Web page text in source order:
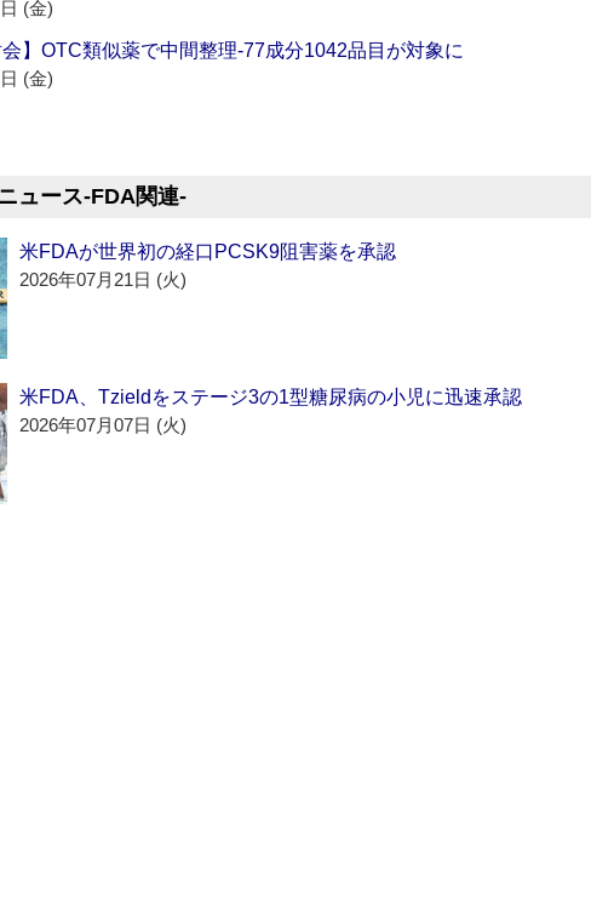
(金)
会】OTC類似薬で中間整理‐77成分1042品目が対象に
(金)
ュース‐FDA関連‐
米FDAが世界初の経口PCSK9阻害薬を承認
2026年07月21日 (火)
米FDA、Tzieldをステージ3の1型糖尿病の小児に迅速承認
2026年07月07日 (火)